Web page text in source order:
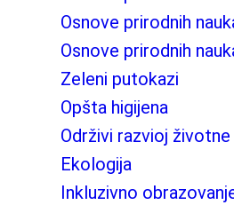
Osnove prirodnih
Osnove prirodnih
Zeleni putokazi
Opšta higijena
Održivi razvioj
Ekologija
Inkluzivno